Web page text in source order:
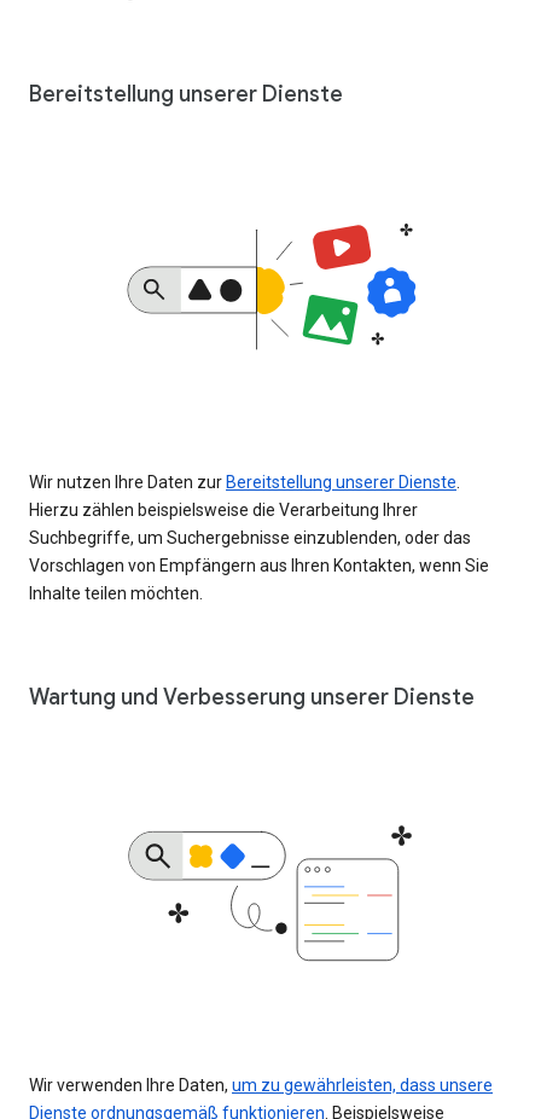
Bereitstellung unserer Dienste
Wir nutzen Ihre Daten zur Bereitstellung unserer Dienste
Hierzu zählen beispielsweise die Verarbeitung Ihrer
Suchbegriffe, um Suchergebnisse einzublenden, oder das
Vorschlagen von Empfängern aus Ihren Kontakten, wenn Sie
Inhalte teilen möchten.
Wartung und Verbesserung unserer Dienste
Wir verwenden Ihre Daten, um zu gewährleisten, dass unsere
Dienste ordnungsgemäß funktionieren . Beispielsweise